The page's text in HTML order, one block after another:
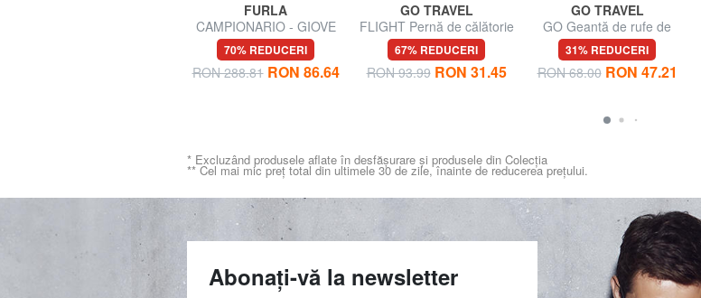
FURLA
CAMPIONARIO - GIOVE
Etichetă de nume din piele
70% REDUCERI
RON 288.81 RON 86.64
GO TRAVEL
FLIGHT Pernă de călătorie
67% REDUCERI
RON 93.99 RON 31.45
GO TRAVEL
GO Geantă de rufe de
călătorie
31% REDUCERI
RON 68.00 RON 47.21
* Excluzând produsele aflate în desfășurare și produsele din Colecția
** Cel mai mic preț total din ultimele 30 de zile, înainte de reducerea prețului.
Abonați-vă la newsletter